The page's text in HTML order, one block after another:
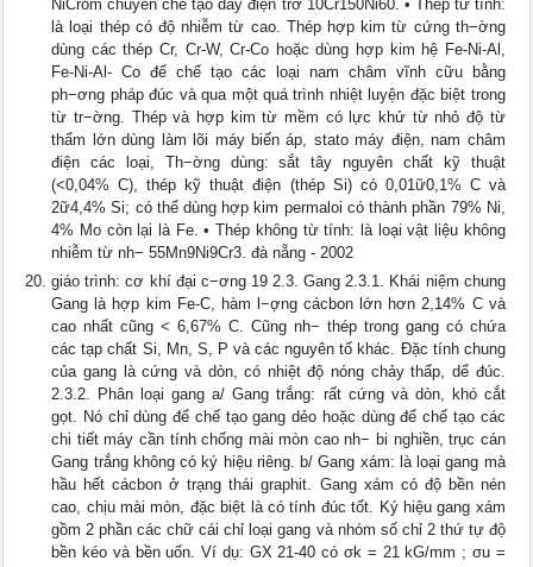
NiCrôm chuyên chế tạo dây điện trở 10Cr150Ni60. • Thép từ tính:
là loại thép có độ nhiễm từ cao. Thép hợp kim từ cứng th−ờng
dùng các thép Cr, Cr-W, Cr-Co hoặc dùng hợp kim hệ Fe-Ni-Al,
Fe-Ni-Al- Co để chế tạo các loại nam châm vĩnh cữu bằng
ph−ơng pháp đúc và qua một quá trình nhiệt luyện đặc biệt trong
từ tr−ờng. Thép và hợp kim từ mềm có lực khử từ nhỏ độ từ
thẩm lớn dùng làm lõi máy biến áp, stato máy điện, nam châm
điện các loại, Th−ờng dùng: sắt tây nguyên chất kỹ thuật
(<0,04% C), thép kỹ thuật điện (thép Si) có 0,01ữ0,1% C và
2ữ4,4% Si; có thể dùng hợp kim permaloi có thành phần 79% Ni,
4% Mo còn lại là Fe. • Thép không từ tính: là loại vật liệu không
nhiễm từ nh− 55Mn9Ni9Cr3. đà nẵng - 2002
giáo trình: cơ khí đại c−ơng 19 2.3. Gang 2.3.1. Khái niệm chung
Gang là hợp kim Fe-C, hàm l−ợng cácbon lớn hơn 2,14% C và
cao nhất cũng < 6,67% C. Cũng nh− thép trong gang có chứa
các tạp chất Si, Mn, S, P và các nguyên tố khác. Đặc tính chung
của gang là cứng và dòn, có nhiệt độ nóng chảy thấp, dể đúc.
2.3.2. Phân loại gang a/ Gang trắng: rất cứng và dòn, khó cắt
gọt. Nó chỉ dùng để chế tạo gang dẻo hoặc dùng để chế tạo các
chi tiết máy cần tính chống mài mòn cao nh− bi nghiền, trục cán
Gang trắng không có ký hiệu riêng. b/ Gang xám: là loại gang mà
hầu hết cácbon ở trạng thái graphit. Gang xám có độ bền nén
cao, chịu mài mòn, đặc biệt là có tính đúc tốt. Ký hiệu gang xám
gồm 2 phần các chữ cái chỉ loại gang và nhóm số chỉ 2 thứ tự độ
bền kéo và bền uốn. Ví dụ: GX 21-40 có σk = 21 kG/mm ; σu =